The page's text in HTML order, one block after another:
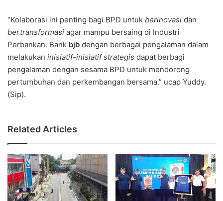
“Kolaborasi ini penting bagi BPD untuk berinovasi dan
bertransformasi agar mampu bersaing di Industri
Perbankan. Bank bjb dengan berbagai pengalaman dalam
melakukan inisiatif-inisiatif strategis dapat berbagi
pengalaman dengan sesama BPD untuk mendorong
pertumbuhan dan perkembangan bersama.” ucap Yuddy.
(Sip).
Related Articles